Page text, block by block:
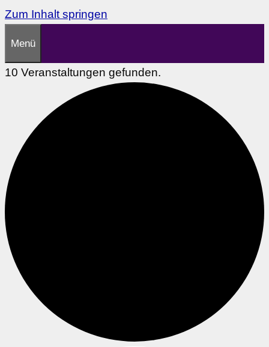
Zum Inhalt springen
Menü
10 Veranstaltungen gefunden.